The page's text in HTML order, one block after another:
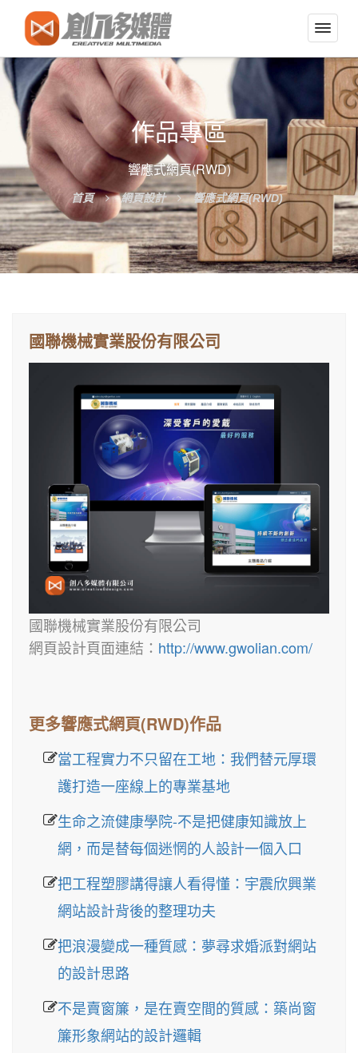
切
換
導
選
單
作品專區
響應式網頁(RWD)
首頁 網頁設計 響應式網頁(RWD)
國聯機械實業股份有限公司
國聯機械實業股份有限公司
網頁設計頁面連結： http://www.gwolian.com/
更多響應式網頁(RWD)作品
當工程實力不只留在工地：我們替元厚環
護打造一座線上的專業基地
生命之流健康學院-不是把健康知識放上
網，而是替每個迷惘的人設計一個入口
把工程塑膠講得讓人看得懂：宇震欣興業
網站設計背後的整理功夫
把浪漫變成一種質感：夢尋求婚派對網站
的設計思路
不是賣窗簾，是在賣空間的質感：築尚窗
簾形象網站的設計邏輯